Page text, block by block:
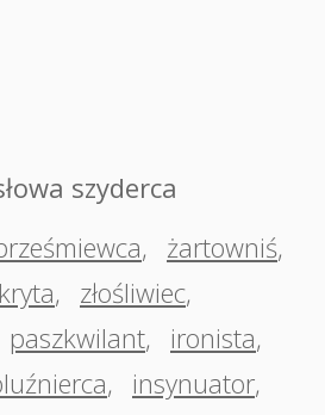
szyderca
, żartowniś,
, złośliwiec,
paszkwilant, ironista,
, insynuator,